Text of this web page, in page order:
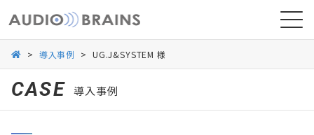
> 導入事例 > UG.J&SYSTEM 様
CASE 導入事例